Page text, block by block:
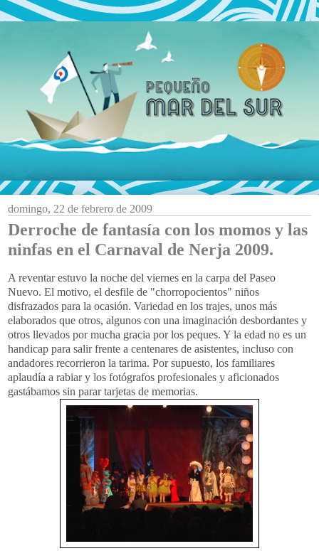
domingo, 22 de febrero de 2009
Derroche de fantasía con los momos y las
ninfas en el Carnaval de Nerja 2009.
A reventar estuvo la noche del viernes en la carpa del Paseo
Nuevo. El motivo, el desfile de "chorropocientos" niños
disfrazados para la ocasión. Variedad en los trajes, unos más
elaborados que otros, algunos con una imaginación desbordantes y
otros llevados por mucha gracia por los peques. Y la edad no es un
handicap para salir frente a centenares de asistentes, incluso con
andadores recorrieron la tarima. Por supuesto, los familiares
aplaudía a rabiar y los fotógrafos profesionales y aficionados
gastábamos sin parar tarjetas de memorias.